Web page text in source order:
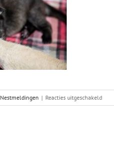
Nestmeldingen | Reacties uitgeschakeldvoor
Isla’s